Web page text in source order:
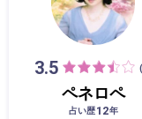
3.5
ペネロペ
占い歴12年